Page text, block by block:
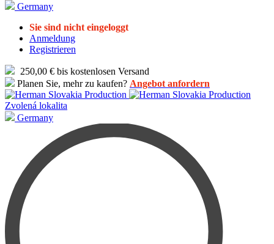
Germany
Sie sind nicht eingeloggt
Anmeldung
Registrieren
250,00 € bis kostenlosen Versand
Planen Sie, mehr zu kaufen? Angebot anfordern
Zvolená lokalita
Germany